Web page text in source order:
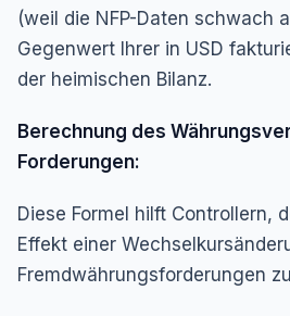
(weil die NFP-Daten schwach
Gegenwert Ihrer in USD
der heimischen Bilanz.
Berechnung des
Forderungen:
Diese Formel hilft Controllern,
Effekt einer
Fremdwährungsforderungen